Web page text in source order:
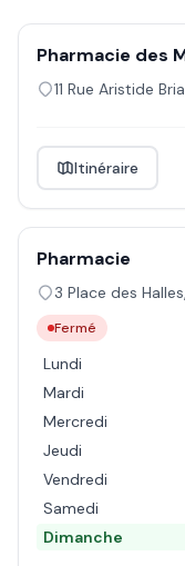
Pharmacie des
11 Rue Aristide
Itinéraire
Pharmacie
3 Place des Halles,
Fermé
Lundi
Mardi
Mercredi
Jeudi
Vendredi
Samedi
Dimanche